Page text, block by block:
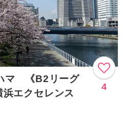
マ 《B2リーグ
エクセレンス
4